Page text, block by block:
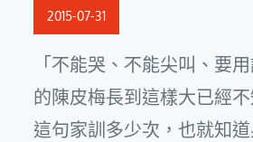
Posted
2015-07-31
「不能哭、不能尖叫、要
的陳皮梅長到這樣大已經
這句家訓多少次，也就知